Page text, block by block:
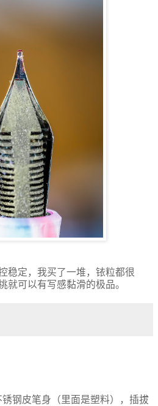
稳定，我买了一堆，铱粒都很
就可以有写感黏滑的极品。
钢皮笔身（里面是塑料），插拔